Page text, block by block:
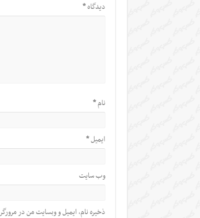
دیدگاه*
نام*
ایمیل*
وب‌ سایت
ذخیره نام، ایمیل و وبسایت من در